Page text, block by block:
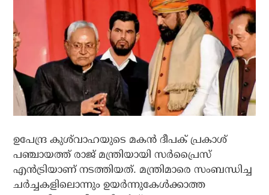
ഉപേന്ദ്ര കുശ്‌വാഹയുടെ മകന്‍ ദീപക് പ്രകാശ്
പഞ്ചായത്ത് രാജ് മന്ത്രിയായി സര്‍പ്രൈസ്
എന്‍ട്രിയാണ് നടത്തിയത്. മന്ത്രിമാരെ സംബന്ധിച്ച
ചര്‍ച്ചകളിലൊന്നും ഉയര്‍ന്നുകേള്‍ക്കാത്ത